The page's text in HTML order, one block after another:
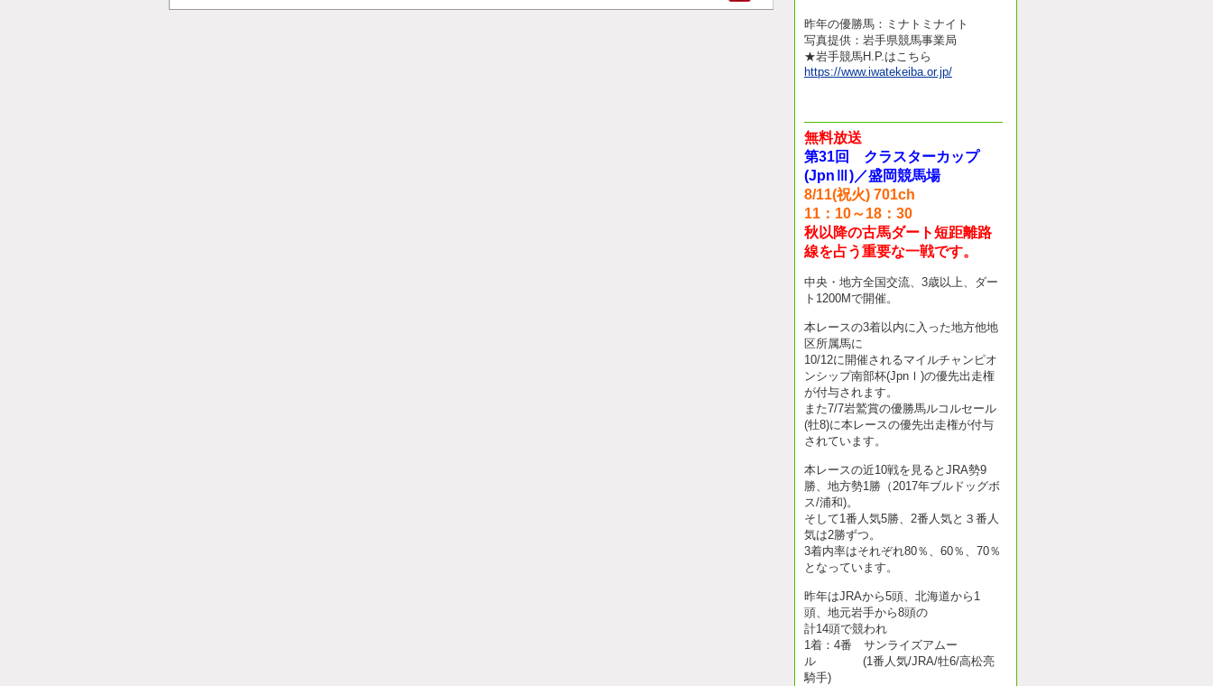
昨年の優勝馬：ミナトミナイト
写真提供：岩手県競馬事業局
★岩手競馬H.P.はこちら
https://www.iwatekeiba.or.jp/
無料放送
第31回 クラスターカップ
(JpnⅢ)／盛岡競馬場
8/11(祝火) 701ch
11：10～18：30
秋以降の古馬ダート短距離路
線を占う重要な一戦です。
中央・地方全国交流、3歳以上、ダー
ト1200Mで開催。
本レースの3着以内に入った地方他地
区所属馬に
10/12に開催されるマイルチャンピオ
ンシップ南部杯(JpnⅠ)の優先出走権
が付与されます。
また7/7岩鷲賞の優勝馬ルコルセール
(牡8)に本レースの優先出走権が付与
されています。
本レースの近10戦を見るとJRA勢9
勝、地方勢1勝（2017年ブルドッグボ
ス/浦和)。
そして1番人気5勝、2番人気と３番人
気は2勝ずつ。
3着内率はそれぞれ80％、60％、70％
となっています。
昨年はJRAから5頭、北海道から1
頭、地元岩手から8頭の
計14頭で競われ
1着：4番 サンライズアムー
ル (1番人気/JRA/牡6/高松亮
騎手)